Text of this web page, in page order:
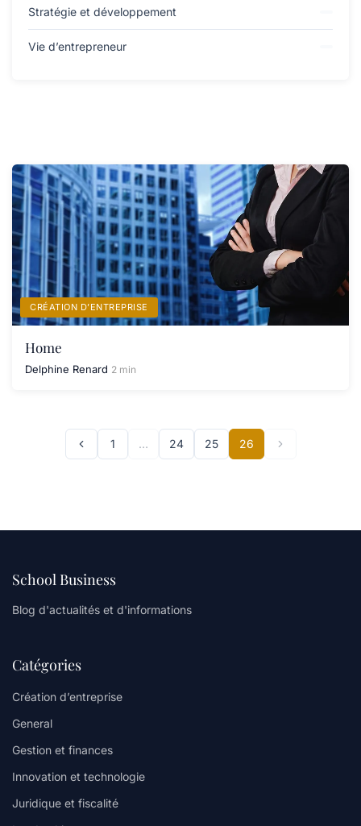
Stratégie et développement
Vie d’entrepreneur
CRÉATION D’ENTREPRISE
Home
Delphine Renard 2 min
1 … 24 25 26
School Business
Blog d'actualités et d'informations
Catégories
Création d’entreprise
General
Gestion et finances
Innovation et technologie
Juridique et fiscalité